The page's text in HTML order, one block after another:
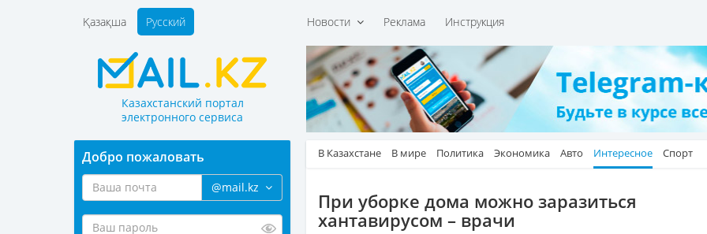
Новости Реклама Инструкция
Қазақша Русский
Казахстанский портал
электронного сервиса
В Казахстане В мире Политика Экономика Авто Интересное Спорт
При уборке дома можно заразиться
хантавирусом – врачи
Добро пожаловать
@mail.kz